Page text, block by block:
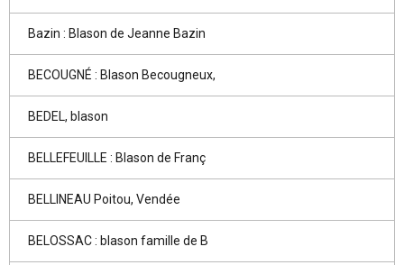
Bazin : Blason de Jeanne Bazin
BECOUGNÉ : Blason Becougneux,
BEDEL, blason
BELLEFEUILLE : Blason de Franç
BELLINEAU Poitou, Vendée
BELOSSAC : blason famille de B